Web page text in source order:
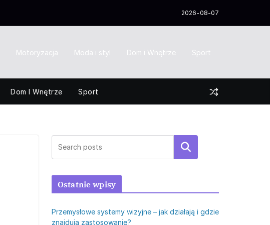
2026-08-07
Motoryzacja Moda i styl Dom i Wnętrze Sport
Dom I Wnętrze Sport
Szukaj
Ostatnie wpisy
Przemysłowe systemy wizyjne – jak działają i gdzie
znajdują zastosowanie?